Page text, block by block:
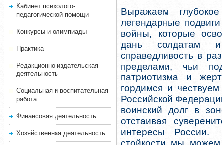
Кабинет психолого-
педагогической помощи
Конкурсы и олимпиады
Практика
Редакционно-издательская
деятельность
Социальная и воспитательная
работа
Финансовая деятельность
Хозяйственная деятельность
Выражаем
легендарные
войны, которые
дань солдатам
справедливость в
пределами, чьи
патриотизма и
гордимся и
Российской
воинский долг в
отстаивая
интересы
стойкости мы